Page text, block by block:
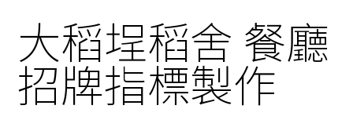
大稻埕稻舍 餐廳
招牌指標製作